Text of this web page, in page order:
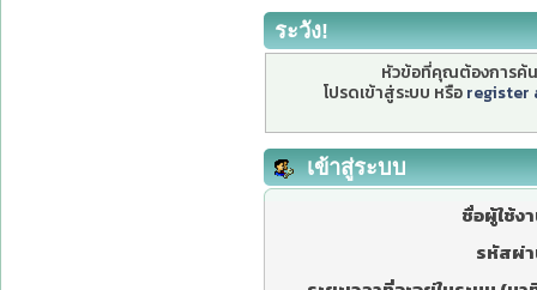
ระวัง!
หัวข้อที่คุณต้องการค้
โปรดเข้าสู่ระบบ หรือ register
เข้าสู่ระบบ
ชื่อผู้ใช้ง
รหัสผ่